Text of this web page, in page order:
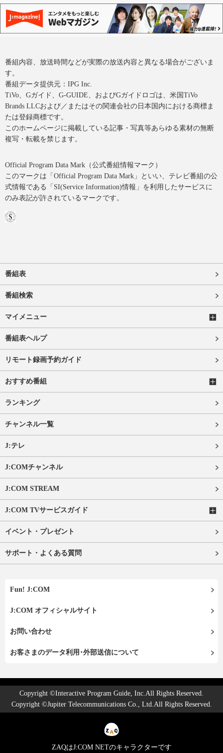
番組内容、放送時間などが実際の放送内容と異なる場合がございま
す。
番組データ提供元：IPG Inc.
TiVo、Gガイド、G-GUIDE、およびGガイドロゴは、米国TiVo
Brands LLCおよび／またはその関連会社の日本国内における商標ま
たは登録商標です。
このホームページに掲載している記事・写真等あらゆる素材の無断
複写・転載を禁じます。
Official Program Data Mark（公式番組情報マーク）
このマークは「Official Program Data Mark」といい、テレビ番組の公
式情報である「SI(Service Information)情報」を利用したサービスに
のみ表記が許されているマークです。
番組表
番組検索
マイメニュー
番組表ヘルプ
リモート録画予約ガイド
おすすめ番組
ランキング
チャンネル一覧
J:テレ
J:COMチャンネル
J:COM STREAM
J:COM TVサービスガイド
イベント・プレゼント
サポート・よくある質問
Fun! J:COM
J:COM オフィシャルサイト
お問い合わせ
お客さまのデータ利用･外部送信について
Copyright ©Interactive Program Guide, Inc.All Rights Reserved.
Copyright ©Jupiter Telecommunications Co., Ltd.All Rights Reserved.
ZAQはJ:COM NETのキャラクターです